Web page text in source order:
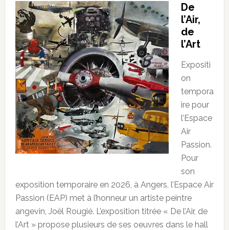
De
l’Air,
de
l’Art
Expositi
on
tempora
ire pour
l’Espace
Air
Passion.
Pour
son
exposition temporaire en 2026, à Angers, l’Espace Air
Passion (EAP) met à l’honneur un artiste peintre
angevin, Joël Rougié. L’exposition titrée « De l’Air, de
l’Art » propose plusieurs de ses oeuvres dans le hall